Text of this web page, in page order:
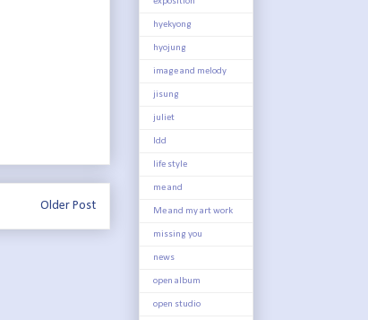
Older Post
hyekyong
hyojung
image and melody
jisung
juliet
ldd
life style
me and
Me and my art work
missing you
news
open album
open studio